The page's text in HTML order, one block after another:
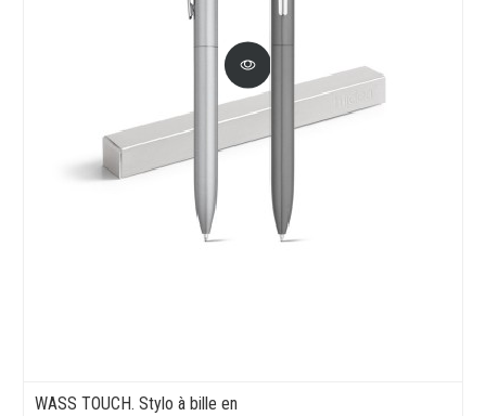
WASS TOUCH. Stylo à bille en